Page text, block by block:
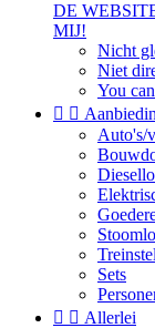
DE
MIJ!
Nicht
Niet
You
 
Auto's/
Sets
  Allerlei